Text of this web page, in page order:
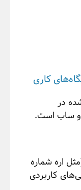
در
و ساب است.
اره شماره
کاربردی